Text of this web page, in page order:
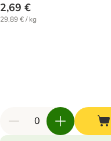
2,69 €
29,89 € / kg